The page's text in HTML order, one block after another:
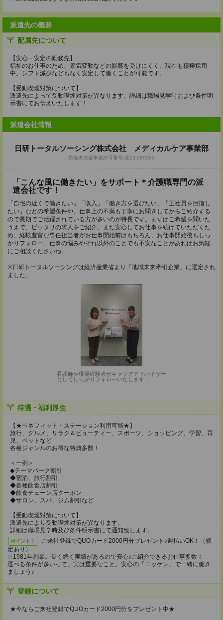
派遣先の概要
配属先について
【安心・安定の勤務先】
福祉のお仕事のため、景気変動などの影響を受けにくく、現在も積極採用
中。シフト減少などもなく安定して働くことが可能です。
【受動喫煙対策について】
派遣先によって受動喫煙対策が異なります。詳細は職場見学時および条件明
示書にてお伝えいたします！
派遣会社情報
日研トータルソーシング株式会社 メディカルケア事業部
労働者派遣事業許可番号:派13-060060
「こんな風に働きたい」をサポート＊介護職専門の派
遣会社です！
「自宅の近くで働きたい」「収入」「働き方を選びたい」「正社員を目指し
たい」などの希望条件や、仕事上の不満も丁寧にお聞きしてからご紹介する
ので長期でご活躍されている方が多いのが特長です。まずはご希望を聞いた
うえで、ピッタリの求人をご紹介。また安心してお仕事を続けていただくた
め、経験豊富な専任担当者がお仕事開始前はもちろん、お仕事開始後もしっ
かりフォロー。仕事の悩みやそれ以外のことでも不安なことがあればお気軽
にご相談くださいね。
※日研トータルソーシングは経済産業省より「地域未来牽引企業」に選定され
ました。
看護師や現場経験者がキャリアアドバイザー
としてしっかりフォローいたします！
待遇・福利厚生
【★ベネフィット・ステーション利用可能★】
旅行、グルメ、リラク＆ビューティー、スポーツ、ショッピング、学習、育
児、ペットなど
各種ジャンルのお得な特典多数！
＜一例＞
◆テーマパーク割引
◆宿泊、旅行割引
◆各種飲食店割引
◆飲食チェーン店クーポン
◆サロン、スパ、ジム割引など
【受動喫煙対策について】
派遣先により受動喫煙対策が異なります。
詳細は職場見学時及び条件明示書にて通知致します。
ポイント！
ご来社登録でQUOカード2000円分プレゼント♪週払いOK！（規
定あり）
☆1981年創業。長く続く実績があるので安心♪ご紹介できるお仕事多数！
選べる条件が多いって、実は重要なこと。安心の「ニッケン」で一緒に働き
ましょう♪
登録について
★今ならご来社登録でQUOカード2000円分をプレゼント中★